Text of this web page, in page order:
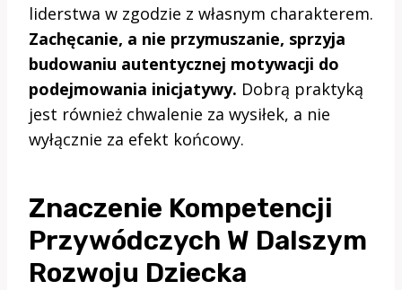
liderstwa w zgodzie z własnym charakterem.
Zachęcanie, a nie przymuszanie, sprzyja
budowaniu autentycznej motywacji do
podejmowania inicjatywy. Dobrą praktyką
jest również chwalenie za wysiłek, a nie
wyłącznie za efekt końcowy.
Znaczenie Kompetencji
Przywódczych W Dalszym
Rozwoju Dziecka